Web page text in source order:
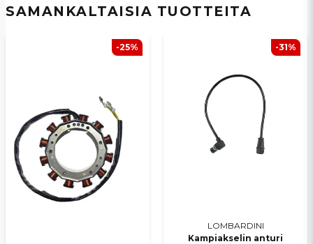
SAMANKALTAISIA ​​TUOTTEITA
-25%
LOMBARDINI
Kampiakselin anturi
-31%
Lähetä kysymys